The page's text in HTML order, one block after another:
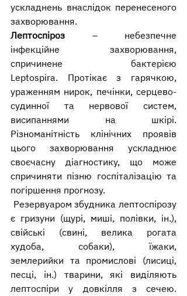
ускладнень внаслідок перенесеного
захворювання.
Лептоспіроз – небезпечне
інфекційне захворювання,
спричинене бактерією
Leptospira. Протікає з гарячкою,
ураженням нирок, печінки, серцево-
судинної та нервової систем,
висипаннями на шкірі.
Різноманітність клінічних проявів
цього захворювання ускладнює
своєчасну діагностику, що може
спричиняти пізню госпіталізацію та
погіршення прогнозу.
Резервуаром збудника лептоспірозу
є гризуни (щурі, миші, полівки, ін.),
свійські (свині, велика рогата
худоба, собаки), їжаки,
землерийки та промислові (лисиці,
песці, ін.) тварини, які виділяють